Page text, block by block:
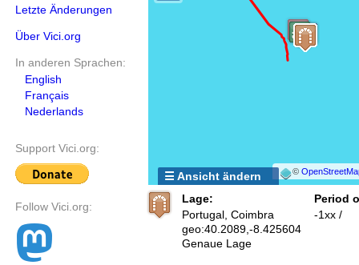
Letzte Änderungen
Über Vici.org
In anderen Sprachen:
English
Français
Nederlands
Support Vici.org:
Follow Vici.org:
©
☰ Ansicht ändern
Lage:
Portugal, Coimbra
geo:40.2089,-8.425604
Genaue Lage
Period
-1xx /